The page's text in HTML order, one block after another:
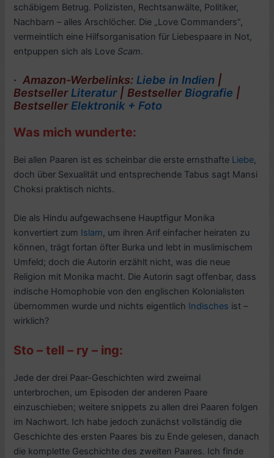
schäbigem Betrug. Polizisten, Rechtsanwälte, Politiker,
Nachbarn – alles Arschlöcher. Die „Love Commanders”,
vermeintlich eine Hilfsorganisation für Liebespaare in Not,
entpuppen sich als Love Scam.
·Amazon-Werbelinks: Liebe in Indien |
Bestseller Literatur| Bestseller Biografie |
Bestseller Elektronik + Foto
Was mich wunderte:
Bei allen Paaren ist es scheinbar die erste ernsthafte Liebe,
doch über Sexualität und entsprechende Tabus sagt Mansi
Choksi praktisch nichts.
Die als Hindu aufgewachsene Hauptfigur Monika
konvertiert zum Islam, um ihren Arif einfacher heiraten zu
können, trägt fortan öfter Burka und lebt in muslimischem
Umfeld; doch die Autorin erzählt nicht, was die neue
Religion mit Monika macht. Die Autorin sagt offenbar, dass
indische Homophobie von den englischen Kolonialisten
übernommen wurde und nichts eigentlich Indisches ist –
wirklich?
Sto – tell – ry – ing:
Jede der drei Paar-Geschichten wird zweimal
unterbrochen, um Episoden der anderen Paare
einzuschieben; weitere snippets zu allen drei Paaren folgen
im Nachwort. Ich habe jedoch zunächst vollständig die
Geschichte des ersten Paares bis zu Ende gelesen, danach
die komplette Geschichte des zweiten Paares. Ich finde